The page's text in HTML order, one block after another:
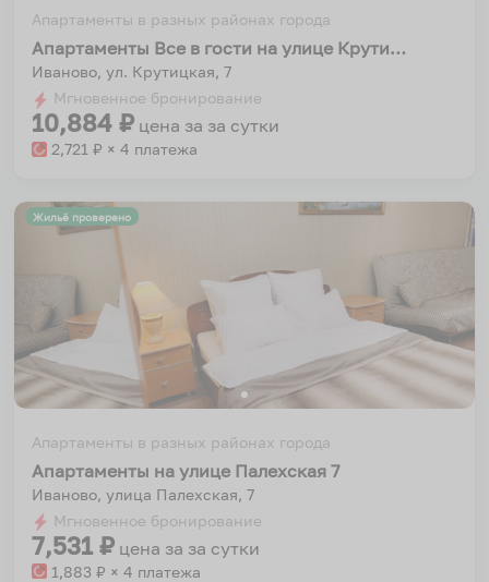
Апартаменты в разных районах города
Апартаменты Все в гости на улице Крутицкая 7
Иваново, ул. Крутицкая, 7
Мгновенное бронирование
10,884 ₽ цена за за сутки
2,721 ₽ × 4 платежа
Жильё проверено
Апартаменты в разных районах города
Апартаменты на улице Палехская 7
Иваново, улица Палехская, 7
Мгновенное бронирование
7,531 ₽ цена за за сутки
1,883 ₽ × 4 платежа